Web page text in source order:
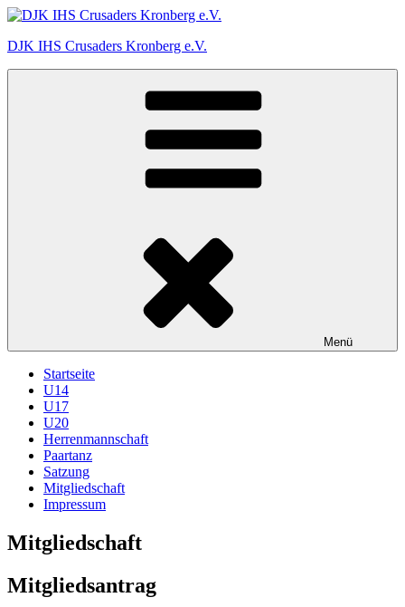
Zum
springen
DJK IHS Crusaders Kronberg e.V.
Menü
Startseite
U14
U17
U20
Herrenmannschaft
Paartanz
Satzung
Mitgliedschaft
Impressum
Mitgliedschaft
Mitgliedsantrag